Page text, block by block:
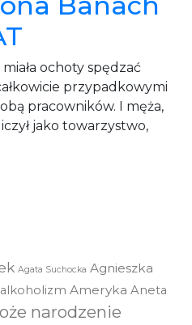
ochoty spędzać
przypadkowymi
pracowników. I męża,
jako towarzystwo,
Agata Suchocka Agnieszka
alkoholizm Ameryka Aneta
narodzenie